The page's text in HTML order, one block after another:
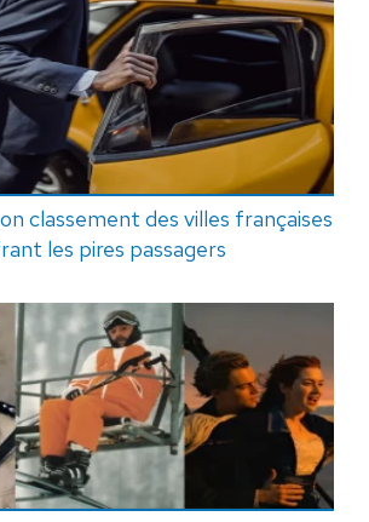
classement des villes françaises
les pires passagers